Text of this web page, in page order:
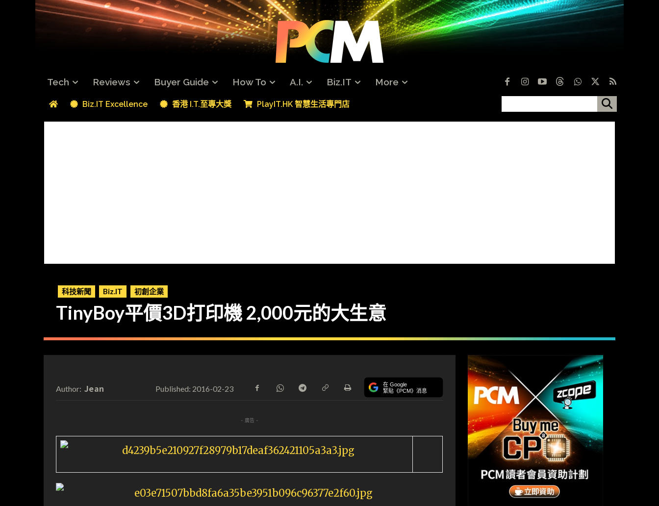
Tech Reviews Buyer Guide How To A.I. Biz.IT More
Biz.IT Excellence 香港 I.T.至專大獎 PlayIT.HK 智慧生活專門店
科技新聞 Biz.IT 初創企業
TinyBoy平價3D打印機 2,000元的大生意
Author: Jean Published: 2016-02-23 在 Google
緊貼《PCM》消息
- 廣告 -